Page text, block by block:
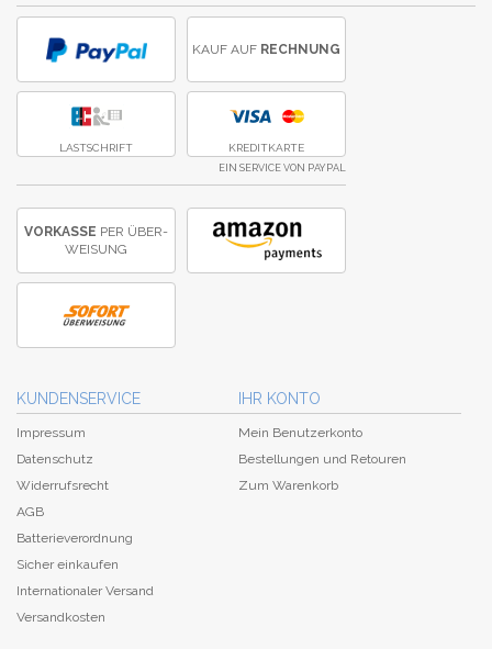
KAUF AUF RECHNUNG
LASTSCHRIFT KREDITKARTE
EIN SERVICE VON PAYPAL
VORKASSE PER ÜBER­
WEISUNG
KUNDENSERVICE
Impressum
Datenschutz
Widerrufsrecht
AGB
Batterieverordnung
Sicher einkaufen
Internationaler Versand
Versandkosten
IHR KONTO
Mein Benutzerkonto
Bestellungen und Retouren
Zum Warenkorb